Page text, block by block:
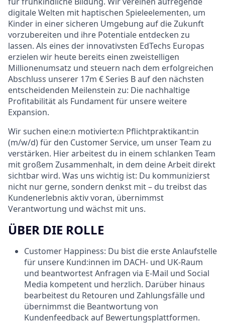
digitale Welten mit haptischen Spieleelementen, um
Kinder in einer sicheren Umgebung auf die Zukunft
vorzubereiten und ihre Potentiale entdecken zu
lassen. Als eines der innovativsten EdTechs Europas
erzielen wir heute bereits einen zweistelligen
Millionenumsatz und steuern nach dem erfolgreichen
Abschluss unserer 17m € Series B auf den nächsten
entscheidenden Meilenstein zu: Die nachhaltige
Profitabilität als Fundament für unsere weitere
Expansion.
Wir suchen eine:n motivierte:n Pflichtpraktikant:in
(m/w/d) für den Customer Service, um unser Team zu
verstärken. Hier arbeitest du in einem schlanken Team
mit großem Zusammenhalt, in dem deine Arbeit direkt
sichtbar wird. Was uns wichtig ist: Du kommunizierst
nicht nur gerne, sondern denkst mit – du treibst das
Kundenerlebnis aktiv voran, übernimmst
Verantwortung und wächst mit uns.
ÜBER DIE ROLLE
Customer Happiness: Du bist die erste Anlaufstelle
für unsere Kund:innen im DACH- und UK-Raum
und beantwortest Anfragen via E-Mail und Social
Media kompetent und herzlich. Darüber hinaus
bearbeitest du Retouren und Zahlungsfälle und
übernimmst die Beantwortung von
Kundenfeedback auf Bewertungsplattformen.